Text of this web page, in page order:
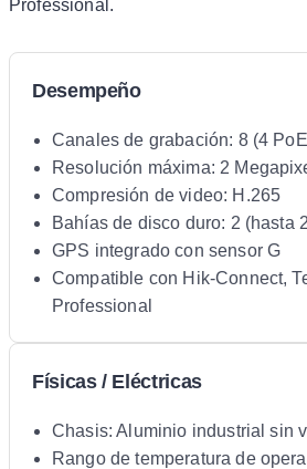
Professional.
Desempeño
Canales de grabación: 8 (4
Resolución máxima: 2
Compresión de video: H.265
Bahías de disco duro: 2 (hasta
GPS integrado con sensor G
Compatible con Hik-Connect,
Professional
Físicas / Eléctricas
Chasis: Aluminio industrial sin
Rango de temperatura de